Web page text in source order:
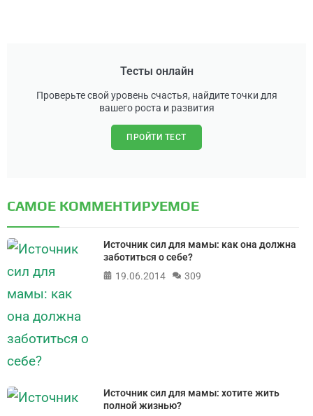
Тесты онлайн
Проверьте свой уровень счастья, найдите точки для
вашего роста и развития
ПРОЙТИ ТЕСТ
САМОЕ КОММЕНТИРУЕМОЕ
Источник сил для мамы: как она должна
заботиться о себе?
19.06.2014
309
Источник сил для мамы: хотите жить
полной жизнью?